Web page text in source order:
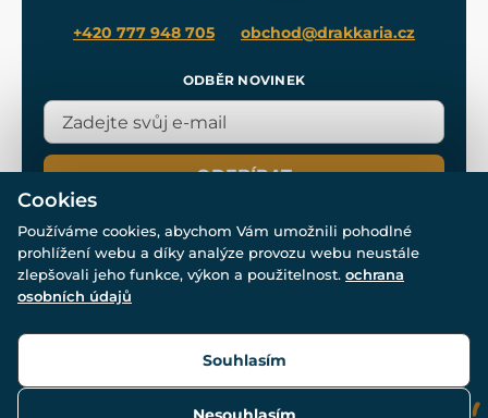
+420 777 948 705 obchod@drakkaria.cz
ODBĚR NOVINEK
ODEBÍRAT
© Všechna práva vyhrazena. www.drakkaria.cz 2007-2026.
Cookies
Používáme cookies, abychom Vám umožnili pohodlné
prohlížení webu a díky analýze provozu webu neustále
zlepšovali jeho funkce, výkon a použitelnost. ochrana
osobních údajů
Souhlasím